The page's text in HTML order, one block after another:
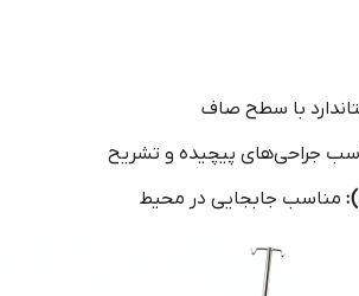
با سطح صاف
جراحی‌های پیچیده و تشریح
: مناسب جابجایی در محیط